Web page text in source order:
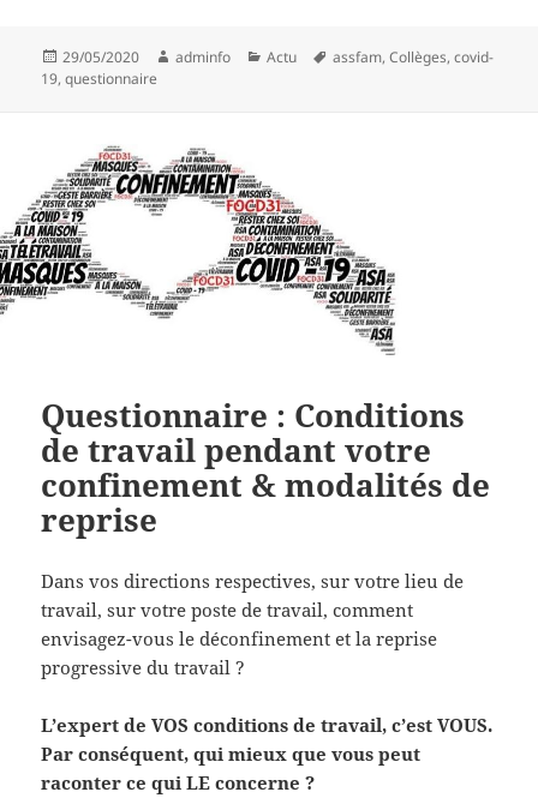
Publié
le
29/05/2020 Auteur
adminfo Catégories
Actu
Mots-
assfam,Collèges,covid-
19,questionnaire
Questionnaire : Conditions
de travail pendant votre
confinement & modalités de
reprise
Dans vos directions respectives, sur votre lieu de
travail, sur votre poste de travail, comment
envisagez-vous le déconfinement et la reprise
progressive du travail ?
L’expert de VOS conditions de travail, c’est VOUS.
Par conséquent, qui mieux que vous peut
raconter ce qui LE concerne ?